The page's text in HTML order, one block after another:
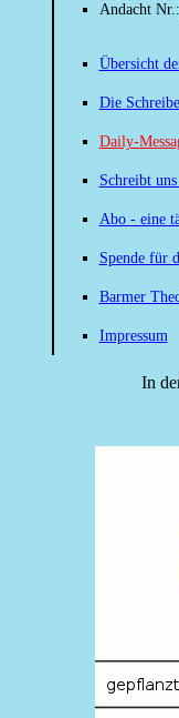
Andacht Nr.:
Übersicht
Die
Daily-
Schreibt
Abo - eine
Spende für
Barmer
Impressum
In